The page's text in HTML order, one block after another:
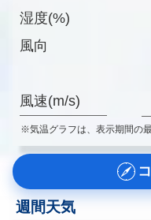
湿度(%)
風向
風速(m/s)
※気温グラフは、表示期間の
週間天気